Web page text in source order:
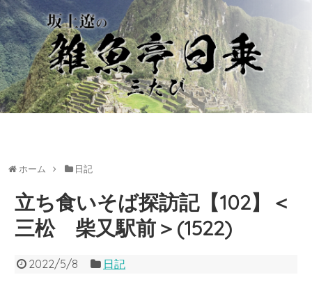
ホーム 日記
立ち食いそば探訪記【102】＜
三松 柴又駅前＞(1522)
2022/5/8 日記